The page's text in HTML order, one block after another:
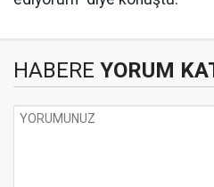
HABERE YORUM